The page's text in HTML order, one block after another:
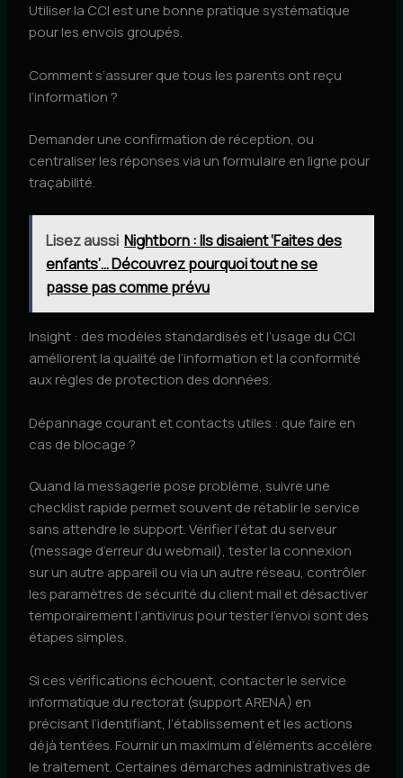
Utiliser la CCI est une bonne pratique systématique
pour les envois groupés.
Comment s’assurer que tous les parents ont reçu
l’information ?
Demander une confirmation de réception, ou
centraliser les réponses via un formulaire en ligne pour
traçabilité.
Lisez aussi Nightborn : Ils disaient ‘Faites des
enfants’… Découvrez pourquoi tout ne se
passe pas comme prévu
Insight : des modèles standardisés et l’usage du CCI
améliorent la qualité de l’information et la conformité
aux règles de protection des données.
Dépannage courant et contacts utiles : que faire en
cas de blocage ?
Quand la messagerie pose problème, suivre une
checklist rapide permet souvent de rétablir le service
sans attendre le support. Vérifier l’état du serveur
(message d’erreur du webmail), tester la connexion
sur un autre appareil ou via un autre réseau, contrôler
les paramètres de sécurité du client mail et désactiver
temporairement l’antivirus pour tester l’envoi sont des
étapes simples.
Si ces vérifications échouent, contacter le service
informatique du rectorat (support ARENA) en
précisant l’identifiant, l’établissement et les actions
déjà tentées. Fournir un maximum d’éléments accélère
le traitement. Certaines démarches administratives de